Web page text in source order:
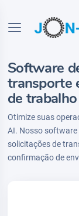
Software
transporte
de
Otimize suas
AI. Nosso software
solicitações de
confirmação de